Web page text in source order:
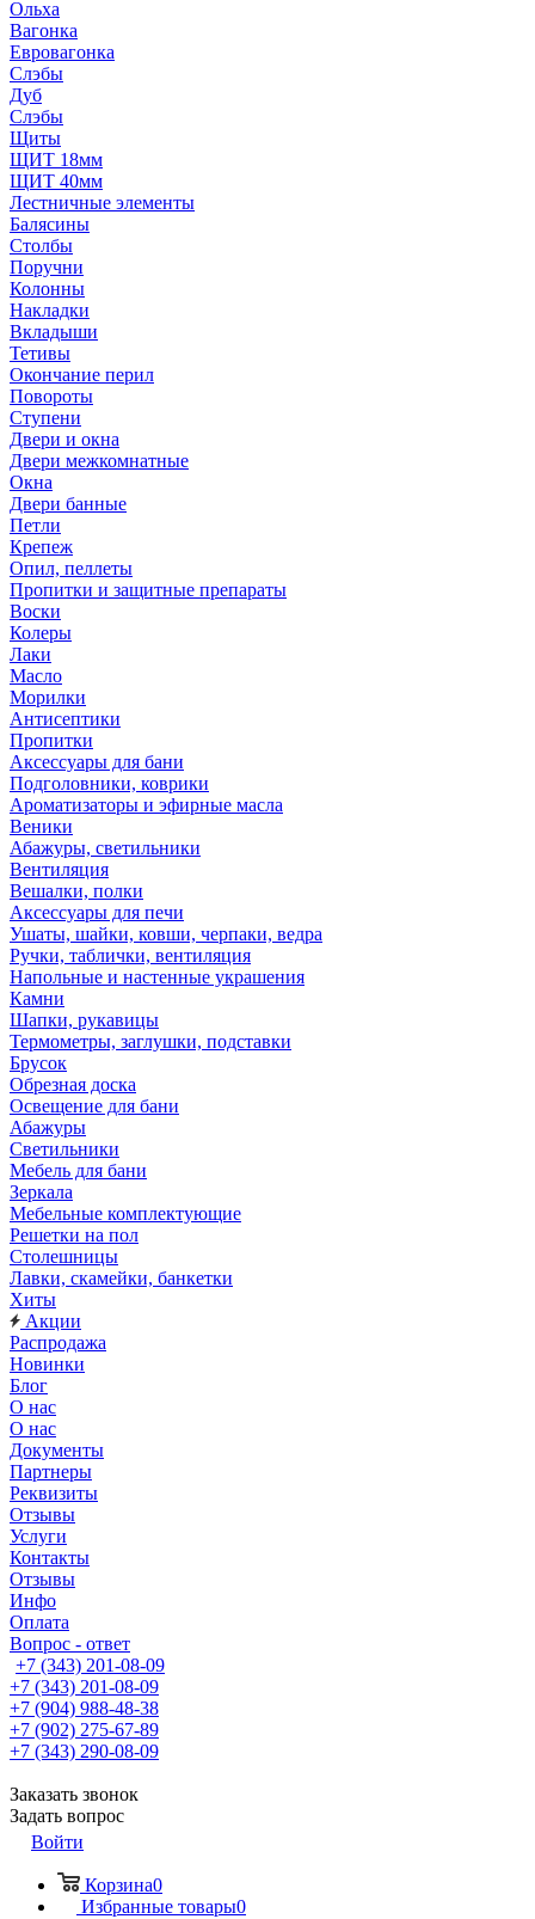
Ольха
Вагонка
Евровагонка
Слэбы
Дуб
Слэбы
Щиты
ЩИТ 18мм
ЩИТ 40мм
Лестничные элементы
Балясины
Столбы
Поручни
Колонны
Накладки
Вкладыши
Тетивы
Окончание перил
Повороты
Ступени
Двери и окна
Двери межкомнатные
Окна
Двери банные
Петли
Крепеж
Опил, пеллеты
Пропитки и защитные препараты
Воски
Колеры
Лаки
Масло
Морилки
Антисептики
Пропитки
Аксессуары для бани
Подголовники, коврики
Ароматизаторы и эфирные масла
Веники
Абажуры, светильники
Вентиляция
Вешалки, полки
Аксессуары для печи
Ушаты, шайки, ковши, черпаки, ведра
Ручки, таблички, вентиляция
Напольные и настенные украшения
Камни
Шапки, рукавицы
Термометры, заглушки, подставки
Брусок
Обрезная доска
Освещение для бани
Абажуры
Светильники
Мебель для бани
Зеркала
Мебельные комплектующие
Решетки на пол
Столешницы
Лавки, скамейки, банкетки
Хиты
Акции
Распродажа
Новинки
Блог
О нас
О нас
Документы
Партнеры
Реквизиты
Отзывы
Услуги
Контакты
Отзывы
Инфо
Оплата
Вопрос - ответ
+7 (343) 201-08-09
+7 (343) 201-08-09
+7 (904) 988-48-38
+7 (902) 275-67-89
+7 (343) 290-08-09
Заказать звонок
Задать вопрос
Войти
Корзина0
Избранные товары0